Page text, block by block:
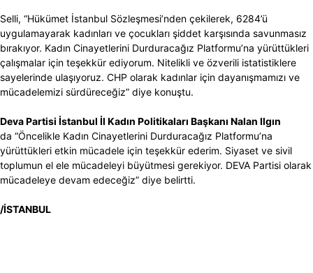
Selli, “Hükümet İstanbul Sözleşmesi’nden çekilerek, 6284’ü
uygulamayarak kadınları ve çocukları şiddet karşısında savunmasız
bırakıyor. Kadın Cinayetlerini Durduracağız Platformu’na yürüttükleri
çalışmalar için teşekkür ediyorum. Nitelikli ve özverili istatistiklere
sayelerinde ulaşıyoruz. CHP olarak kadınlar için dayanışmamızı ve
mücadelemizi sürdüreceğiz” diye konuştu.
Deva Partisi İstanbul İl Kadın Politikaları Başkanı Nalan Ilgın
da “Öncelikle Kadın Cinayetlerini Durduracağız Platformu’na
yürüttükleri etkin mücadele için teşekkür ederim. Siyaset ve sivil
toplumun el ele mücadeleyi büyütmesi gerekiyor. DEVA Partisi olarak
mücadeleye devam edeceğiz” diye belirtti.
/İSTANBUL